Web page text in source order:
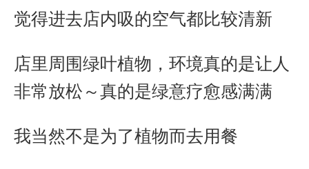
k
e
p
b
觉得进去店内吸的空气都比较清新
店里周围绿叶植物，环境真的是让人
非常放松～真的是绿意疗愈感满满
我当然不是为了植物而去用餐